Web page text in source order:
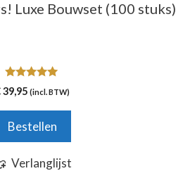
Luxe Bouwset (100 stuks)
5.00
van 5
39,95 (incl. BTW)
Bestellen
Verlanglijst